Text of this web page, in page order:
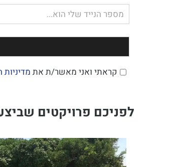
טלפון
קראתי ואני מאשר/ת את
לפניכם פרויקטים